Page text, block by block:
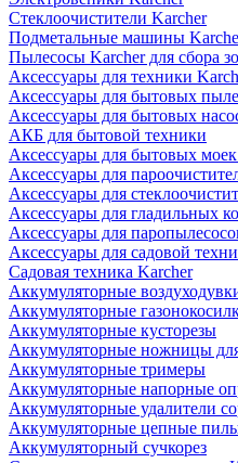
Стеклоочистители Karcher
Подметальные машины
Пылесосы Karcher для сбора
Аксессуары для техники
Аксессуары для бытовых
Аксессуары для бытовых
АКБ для бытовой техники
Аксессуары для бытовых
Аксессуары для
Аксессуары для
Аксессуары для гладильных
Аксессуары для
Аксессуары для садовой
Садовая техника Karcher
Аккумуляторные
Аккумуляторные
Аккумуляторные кусторезы
Аккумуляторные ножницы
Аккумуляторные тримеры
Аккумуляторные напорные
Аккумуляторные удалители
Аккумуляторные цепные
Аккумуляторный сучкорез